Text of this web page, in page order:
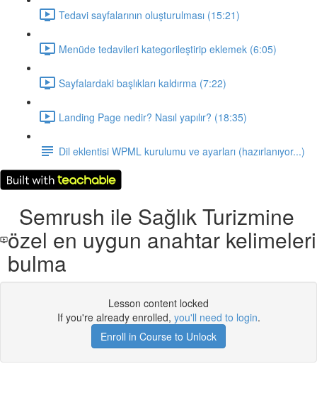
Tedavi sayfalarının oluşturulması (15:21)
Menüde tedavileri kategorileştirip eklemek (6:05)
Sayfalardaki başlıkları kaldırma (7:22)
Landing Page nedir? Nasıl yapılır? (18:35)
Dil eklentisi WPML kurulumu ve ayarları (hazırlanıyor...)
Semrush ile Sağlık Turizmine
özel en uygun anahtar kelimeleri
bulma
Lesson content locked
If you're already enrolled, you'll need to login.
Enroll in Course to Unlock